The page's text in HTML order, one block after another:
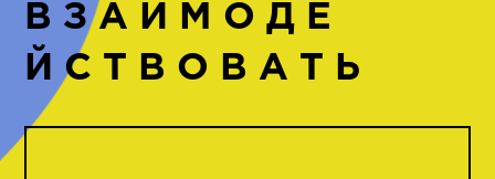
ВЗАИМОДЕ
ЙСТВОВАТЬ